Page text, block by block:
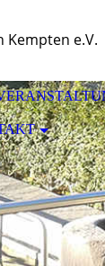
Kempten e.V.